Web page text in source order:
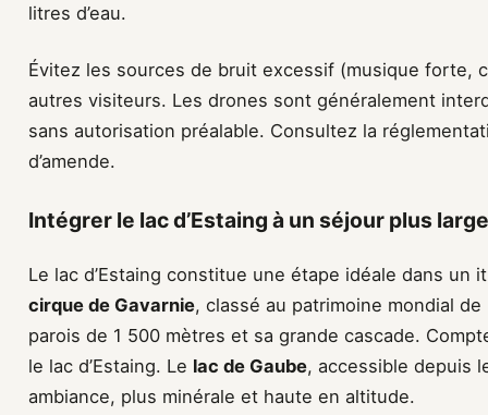
litres d’eau.
Évitez les sources de bruit excessif (musique forte,
autres visiteurs. Les drones sont généralement
sans autorisation préalable. Consultez la
d’amende.
Intégrer le lac d’Estaing à un séjour plus
Le lac d’Estaing constitue une étape idéale dans un
cirque de Gavarnie, classé au patrimoine mondial de
parois de 1 500 mètres et sa grande cascade.
le lac d’Estaing. Le lac de Gaube, accessible depuis
ambiance, plus minérale et haute en altitude.